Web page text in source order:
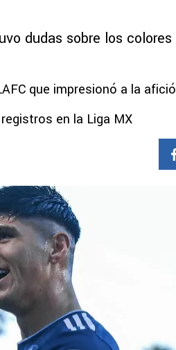
dudas sobre los colores
que impresionó a la
en la Liga MX